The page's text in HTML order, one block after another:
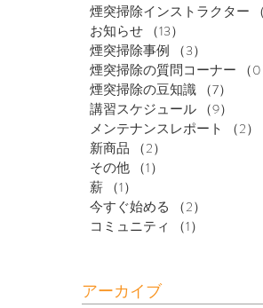
煙突掃除インストラクター
お知らせ （13）
煙突掃除事例 （3）
煙突掃除の質問コーナー （0
煙突掃除の豆知識 （7）
講習スケジュール （9）
メンテナンスレポート
（2）
新商品 （2）
その他 （1）
薪 （1）
今すぐ始める
（2）
コミュニティ
（1）
アーカイブ